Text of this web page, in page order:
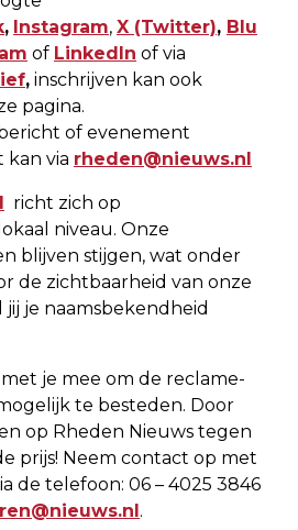
, Instagram, X (Twitter), Blu
of LinkedIn of via
, inschrijven kan ook
pagina.
of evenement
kan via rheden@nieuws.nl
richt zich op
niveau. Onze
blijven stijgen, wat onder
de zichtbaarheid van onze
je naamsbekendheid
je mee om de reclame-
te besteden. Door
op Rheden Nieuws tegen
prijs! Neem contact op met
de telefoon: 06 – 4025 3846
.